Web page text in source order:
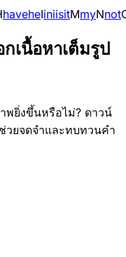
haveheIiniisitMmyNnot
เนื้อหาเต็มรูป
พยิ่งขึ้นหรือไม่? ดาวน์
วยจดจำและทบทวนคำ